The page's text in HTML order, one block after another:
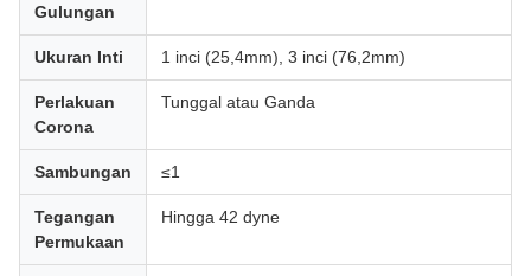
Gulungan
Ukuran Inti 1 inci (25,4mm), 3 inci (76,2mm)
Perlakuan
Corona
Tunggal atau Ganda
Sambungan ≤1
Tegangan
Permukaan
Hingga 42 dyne